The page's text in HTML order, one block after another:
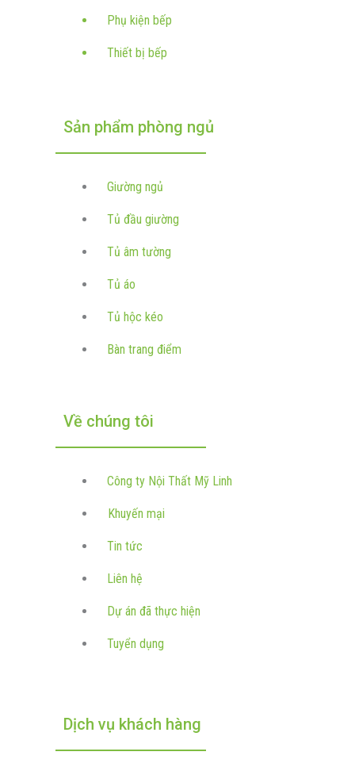
Phụ kiện bếp
Thiết bị bếp
Sản phẩm phòng ngủ
Giường ngủ
Tủ đầu giường
Tủ âm tường
Tủ áo
Tủ hộc kéo
Bàn trang điểm
Về chúng tôi
Công ty Nội Thất Mỹ Linh
Khuyến mại
Tin tức
Liên hệ
Dự án đã thực hiện
Tuyển dụng
Dịch vụ khách hàng